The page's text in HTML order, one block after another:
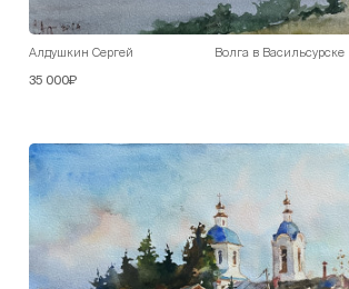
Алдушкин Сергей Волга в Васильсурске
35 000₽